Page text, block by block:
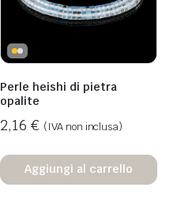
Perle heishi di pietra
opalite
2,16 € (IVA non inclusa)
Aggiungi al carrello